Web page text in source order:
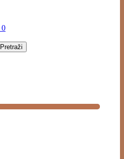
0
Pretraži